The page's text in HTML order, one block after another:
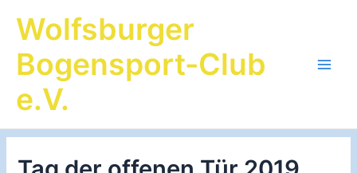
InhaltWolfsburger
Bogensport-Club
e.V.